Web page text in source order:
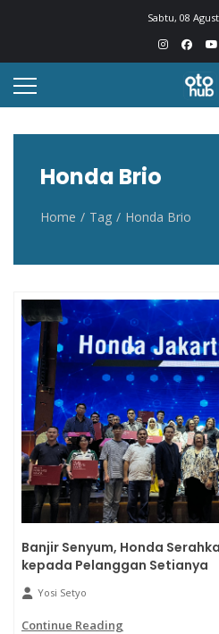
Sabtu, 08
Otohub.co
Portal berita otomotif Indonesia terkini
Honda Brio
Home Tag Honda Brio
Banjir Senyum, Honda
kepada Pelanggan Setianya
Yosi Setyo
Continue Reading